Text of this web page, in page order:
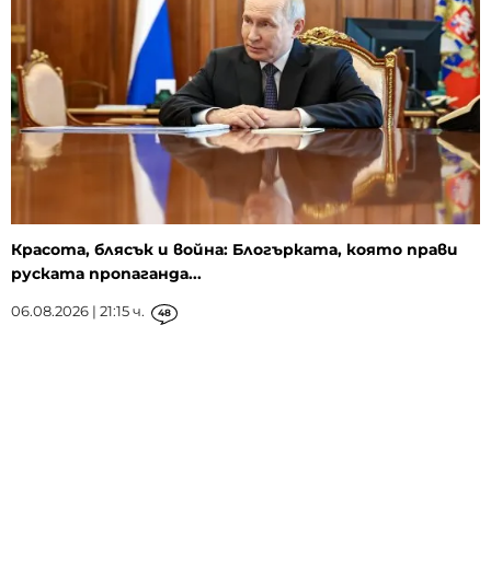
Красота, блясък и война: Блогърката, която прави
руската пропаганда...
06.08.2026 | 21:15 ч. 48